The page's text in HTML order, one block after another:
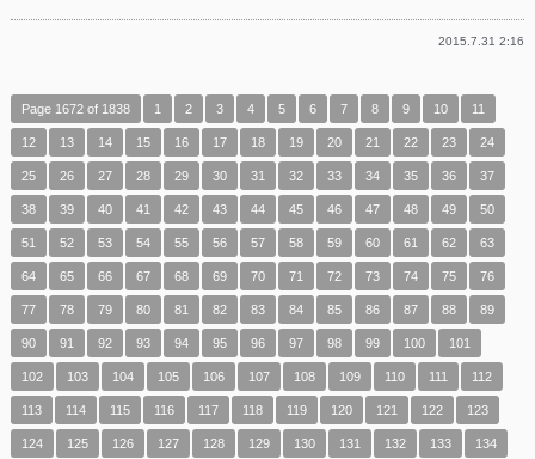
2015.7.31 2:16
Page 1672 of 1838 1 2 3 4 5 6 7 8 9 10 11
12 13 14 15 16 17 18 19 20 21 22 23 24
25 26 27 28 29 30 31 32 33 34 35 36 37
38 39 40 41 42 43 44 45 46 47 48 49 50
51 52 53 54 55 56 57 58 59 60 61 62 63
64 65 66 67 68 69 70 71 72 73 74 75 76
77 78 79 80 81 82 83 84 85 86 87 88 89
90 91 92 93 94 95 96 97 98 99 100 101
102 103 104 105 106 107 108 109 110 111 112
113 114 115 116 117 118 119 120 121 122 123
124 125 126 127 128 129 130 131 132 133 134